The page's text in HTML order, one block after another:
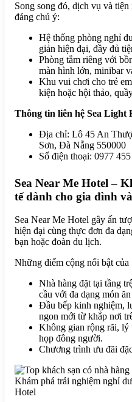
Song song đó, dịch vụ và
đáng chú ý:
Hệ thống phòng nghỉ
giản hiện đại, đầy đủ
Phòng tắm riêng với
màn hình lớn, minibar
Khu vui chơi cho trẻ
kiện hoặc hội thảo,
Thông tin liên hệ Sea Light
Địa chỉ: Lô 45 An
Sơn, Đà Nẵng 550000
Số điện thoại: 0977
Sea Near Me Hotel –
tế dành cho gia đình
Sea Near Me Hotel gây ấn
hiện đại cùng thực đơn đa
bạn hoặc đoàn du lịch.
Những điểm cộng nổi bật của
Nhà hàng đặt tại tầng
cầu với đa dạng món
Đầu bếp kinh nghiệm,
ngon mới từ khắp nơi
Không gian rộng rãi, lý
họp đông người.
Chương trình ưu đãi